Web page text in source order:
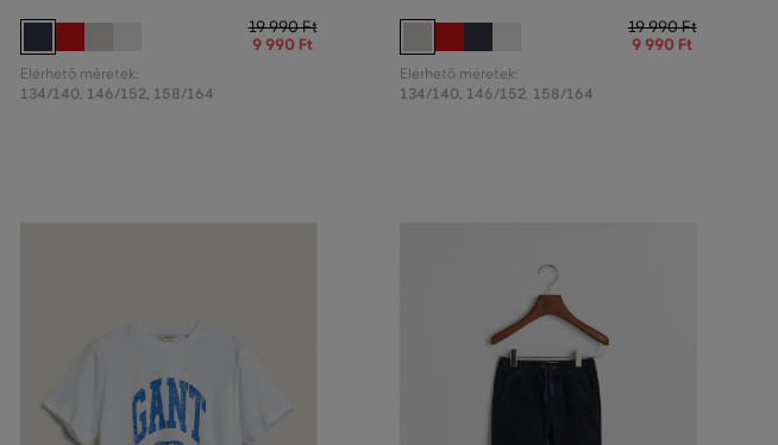
19 990 Ft
9 990 Ft
Elérhető méretek:
134/140, 146/152, 158/164
19 990 Ft
9 990 Ft
Elérhető méretek:
134/140, 146/152, 158/164